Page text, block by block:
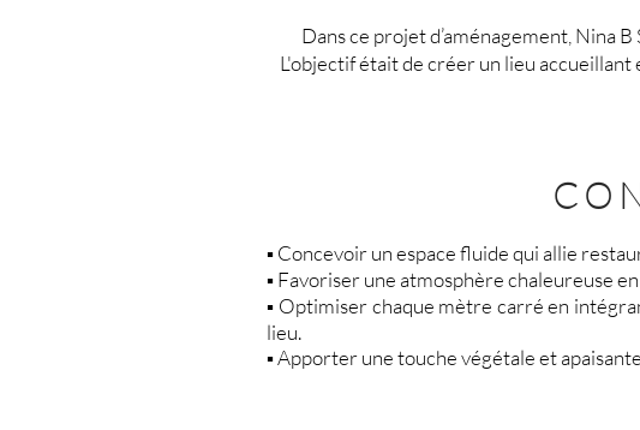
Dans ce projet d’aménagement, Nina
L'objectif était de créer un lieu accueillant
▪️ Concevoir un espace fluide qui allie
▪️ Favoriser une atmosphère chaleureuse
▪️ Optimiser chaque mètre carré en
lieu.
▪️ Apporter une touche végétale et